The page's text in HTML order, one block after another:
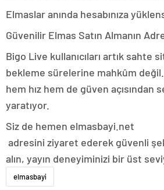
Elmaslar anında hesabınıza
Güvenilir Elmas Satın Almanın
Bigo Live kullanıcıları artık sahte
bekleme sürelerine mahkûm
hem hız hem de güven açısından
yaratıyor.
Siz de hemen elmasbayi.net
adresini ziyaret ederek güvenli
alın, yayın deneyiminizi bir üst
elmasbayi